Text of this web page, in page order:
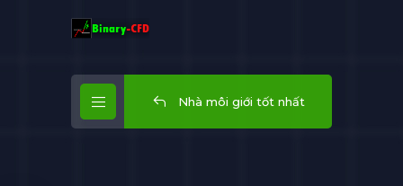
Nhà môi giới tốt nhất